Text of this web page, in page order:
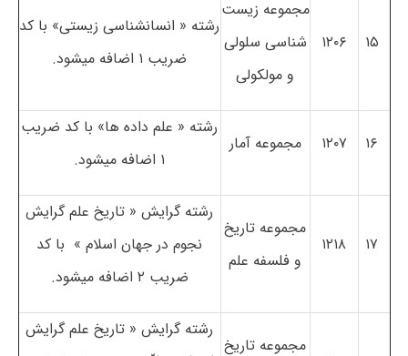
۱۲۰۶
مجموعه زیست
شناسی سلولی
و مولکولی
رشته « انسان­شناسی زیستی» با کد
ضریب ۱ اضافه می­شود.
۱۲۰۷ مجموعه آمار
رشته « علم داده ها» با کد ضریب
۱ اضافه می­شود.
۱۲۱۸
مجموعه تاریخ
و فلسفه علم
رشته­ گرایش « تاریخ علم گرایش
نجوم در جهان اسلام » با کد
ضریب ۲ اضافه می­شود.
مجموعه تاریخ
رشته­ گرایش « تاریخ علم گرایش